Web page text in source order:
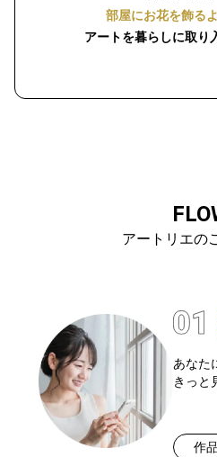
部屋にお花を飾る
アートを暮らしに取り
アートリエの
あなた
きっと
作